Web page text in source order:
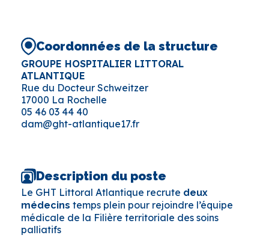
Coordonnées de la structure
GROUPE HOSPITALIER LITTORAL
ATLANTIQUE
Rue du Docteur Schweitzer
17000 La Rochelle
05 46 03 44 40
dam@ght-atlantique17.fr
Description du poste
Le GHT Littoral Atlantique recrute deux
médecins temps plein pour rejoindre l’équipe
médicale de la Filière territoriale des soins
palliatifs